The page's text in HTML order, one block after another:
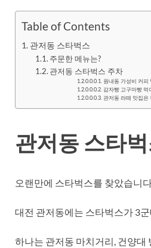
Table of Contents
관저동 스타벅스
주문한 메뉴는?
관저동 스타벅스 주차
원내동 가성비 커피
감자빵 고구마빵 먹
관저동 라떼 맛집은
관저동 스타
오랜만에 스타벅스를 찾았습니
대전 관저동에는 스타벅스가 3
하나는 관저동 마치거리, 건양대